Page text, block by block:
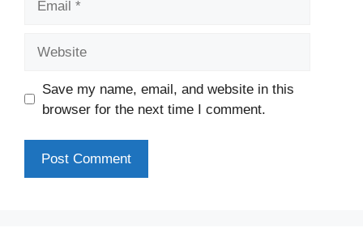
Save my name, email, and website in this
browser for the next time I comment.